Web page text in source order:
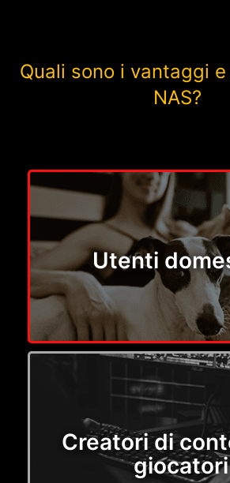
Quali sono i vantaggi
NAS?
Utenti
Creatori di
giocatori